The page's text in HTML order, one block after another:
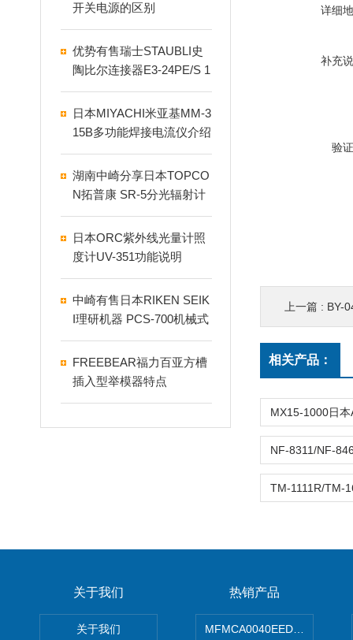
开关电源的区别
优势有售瑞士STAUBLI史
陶比尔连接器E3-24PE/S 1
8.4604
日本MIYACHI米亚基MM-3
15B多功能焊接电流仪介绍
湖南中崎分享日本TOPCO
N拓普康 SR-5分光辐射计
日本ORC紫外线光量计照
度计UV-351功能说明
中崎有售日本RIKEN SEIK
I理研机器 PCS‑700机械式
压力开关
FREEBEAR福力百亚方槽
插入型举模器特点
详细
补充
验
上一篇 : BY-
相关产品：
关于我们
关于我们
热销产品
MFMCA0040EED-H日本